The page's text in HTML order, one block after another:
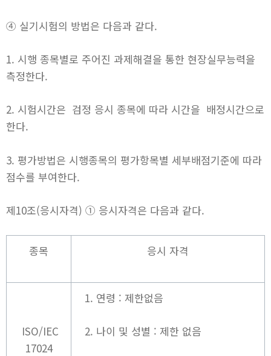
④ 실기시험의 방법은 다음과 같다.
1. 시행 종목별로 주어진 과제해결을 통한 현장실무능력을
측정한다.
2. 시험시간은 검정 응시 종목에 따라 시간을 배정시간으로
한다.
3. 평가방법은 시행종목의 평가항목별 세부배점기준에 따라
점수를 부여한다.
제10조(응시자격) ① 응시자격은 다음과 같다.
종목 응시 자격
ISO/IEC
17024
1. 연령 : 제한없음
2. 나이 및 성별 : 제한 없음